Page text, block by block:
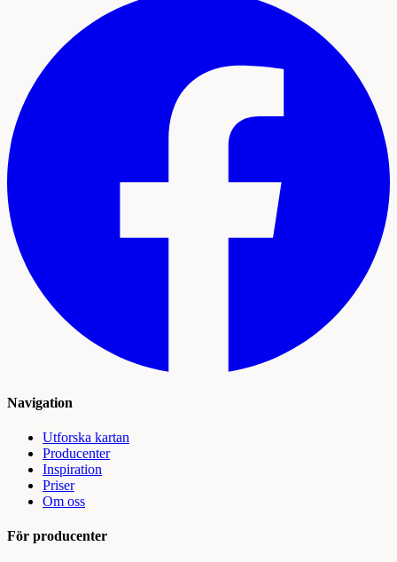
Navigation
Utforska kartan
Producenter
Inspiration
Priser
Om oss
För producenter